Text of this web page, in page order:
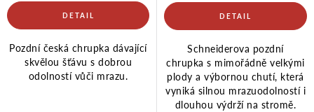
Pozdní česká chrupka dávající
skvělou šťávu s dobrou
odolností vůči mrazu.
Schneiderova pozdní
chrupka s mimořádně velkými
plody a výbornou chutí, která
vyniká silnou mrazuodolností i
dlouhou výdrží na stromě.